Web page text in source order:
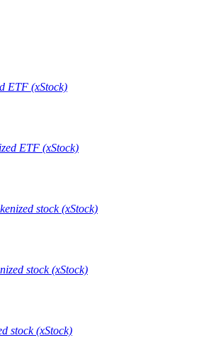
lợi nhuận
ETF (xStock)
ETF (xStock)
stock (xStock)
stock (xStock)
stock (xStock)